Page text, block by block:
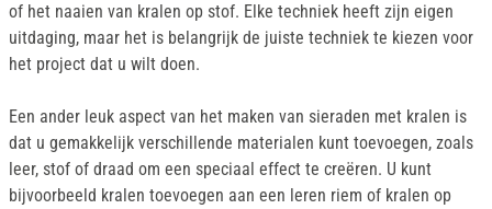
of het naaien van kralen op stof. Elke techniek heeft zijn eigen
uitdaging, maar het is belangrijk de juiste techniek te kiezen voor
het project dat u wilt doen.
Een ander leuk aspect van het maken van sieraden met kralen is
dat u gemakkelijk verschillende materialen kunt toevoegen, zoals
leer, stof of draad om een speciaal effect te creëren. U kunt
bijvoorbeeld kralen toevoegen aan een leren riem of kralen op